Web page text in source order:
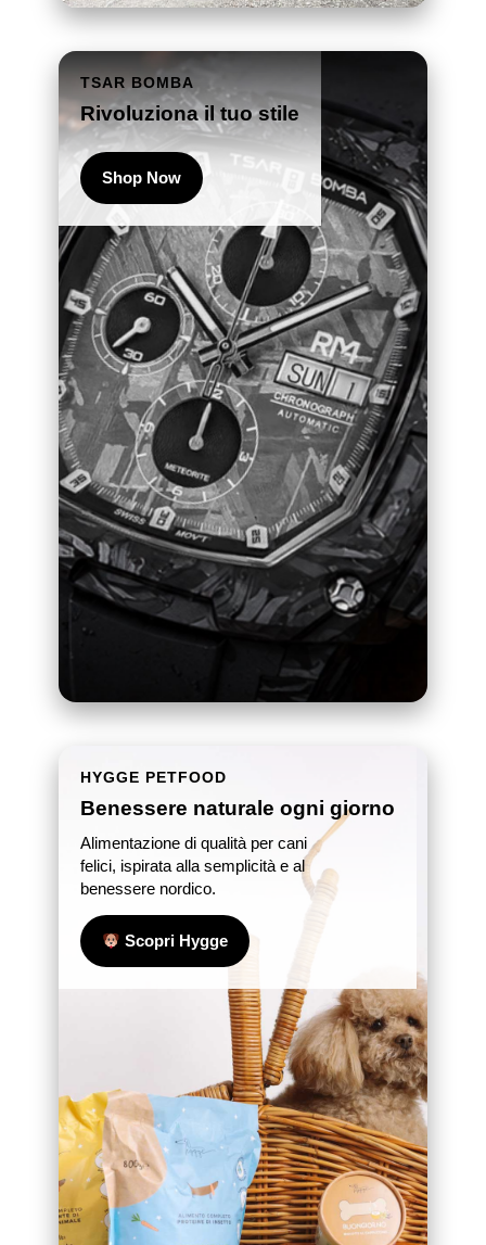
TSAR BOMBA
Rivoluziona il tuo stile
Shop Now
HYGGE PETFOOD
Benessere naturale ogni giorno
Alimentazione di qualità per cani
felici, ispirata alla semplicità e al
benessere nordico.
Scopri Hygge